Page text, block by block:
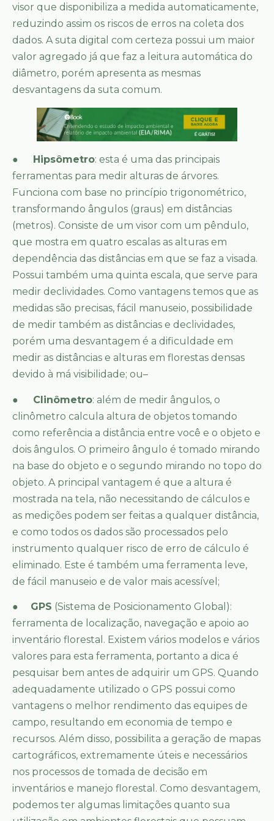
visor que disponibiliza a medida automaticamente,
reduzindo assim os riscos de erros na coleta dos
dados. A suta digital com certeza possui um maior
valor agregado já que faz a leitura automática do
diâmetro, porém apresenta as mesmas
desvantagens da suta comum.
● Hipsômetro: esta é uma das principais
ferramentas para medir alturas de árvores.
Funciona com base no princípio trigonométrico,
transformando ângulos (graus) em distâncias
(metros). Consiste de um visor com um pêndulo,
que mostra em quatro escalas as alturas em
dependência das distâncias em que se faz a visada.
Possui também uma quinta escala, que serve para
medir declividades. Como vantagens temos que as
medidas são precisas, fácil manuseio, possibilidade
de medir também as distâncias e declividades,
porém uma desvantagem é a dificuldade em
medir as distâncias e alturas em florestas densas
devido à má visibilidade; ou–
● Clinômetro: além de medir ângulos, o
clinômetro calcula altura de objetos tomando
como referência a distância entre você e o objeto e
dois ângulos. O primeiro ângulo é tomado mirando
na base do objeto e o segundo mirando no topo do
objeto. A principal vantagem é que a altura é
mostrada na tela, não necessitando de cálculos e
as medições podem ser feitas a qualquer distância,
e como todos os dados são processados pelo
instrumento qualquer risco de erro de cálculo é
eliminado. Este é também uma ferramenta leve,
de fácil manuseio e de valor mais acessível;
● GPS (Sistema de Posicionamento Global):
ferramenta de localização, navegação e apoio ao
inventário florestal. Existem vários modelos e vários
valores para esta ferramenta, portanto a dica é
pesquisar bem antes de adquirir um GPS. Quando
adequadamente utilizado o GPS possui como
vantagens o melhor rendimento das equipes de
campo, resultando em economia de tempo e
recursos. Além disso, possibilita a geração de mapas
cartográficos, extremamente úteis e necessários
nos processos de tomada de decisão em
inventários e manejo florestal. Como desvantagem,
podemos ter algumas limitações quanto sua